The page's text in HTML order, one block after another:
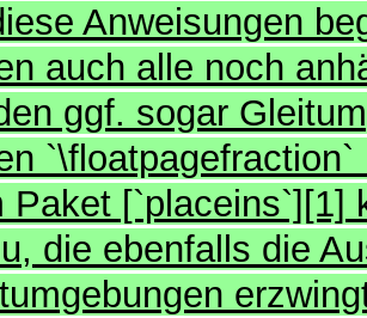
Anweisungen
auch alle noch
ggf. sogar
Paket [`placeins`][1]
die ebenfalls die